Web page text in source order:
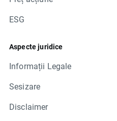
ESG
Aspecte juridice
Informații Legale
Sesizare
Disclaimer